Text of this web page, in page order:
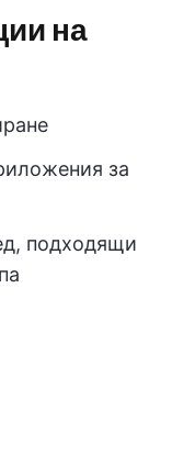
на
за
подходящи